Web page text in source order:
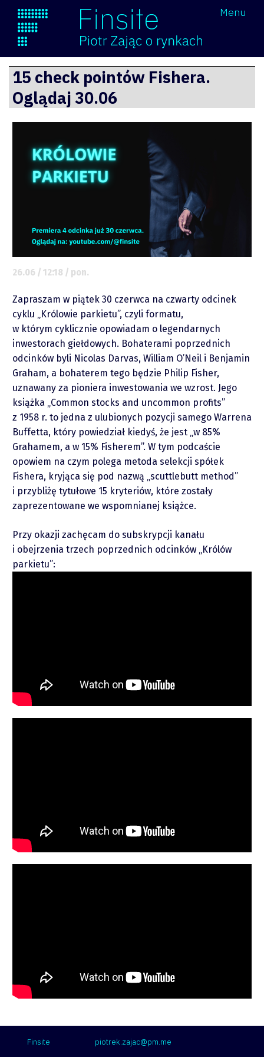
Menu
O mnie
Zastrzeżenie
Współpraca
Wsparcie
Twitter
YouTube
Przejdź
do
treści
15 check pointów Fishera.
Oglądaj 30.06
26.06 / 12:18 / pon.
Zapraszam w piątek 30 czerwca na czwarty odcinek
cyklu „Królowie parkietu”, czyli formatu,
w którym cyklicznie opowiadam o legendarnych
inwestorach giełdowych. Bohaterami poprzednich
odcinków byli Nicolas Darvas, William O’Neil i Benjamin
Graham, a bohaterem tego będzie Philip Fisher,
uznawany za pioniera inwestowania we wzrost. Jego
książka „Common stocks and uncommon profits”
z 1958 r. to jedna z ulubionych pozycji samego Warrena
Buffetta, który powiedział kiedyś, że jest „w 85%
Grahamem, a w 15% Fisherem”. W tym podcaście
opowiem na czym polega metoda selekcji spółek
Fishera, kryjąca się pod nazwą „scuttlebutt method”
i przybliżę tytułowe 15 kryteriów, które zostały
zaprezentowane we wspomnianej książce.
Przy okazji zachęcam do subskrypcji kanału
i obejrzenia trzech poprzednich odcinków „Królów
parkietu”:
Finsite
piotrek.zajac@pm.me